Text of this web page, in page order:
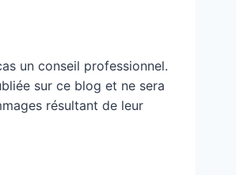
un conseil professionnel.
sur ce blog et ne sera
résultant de leur